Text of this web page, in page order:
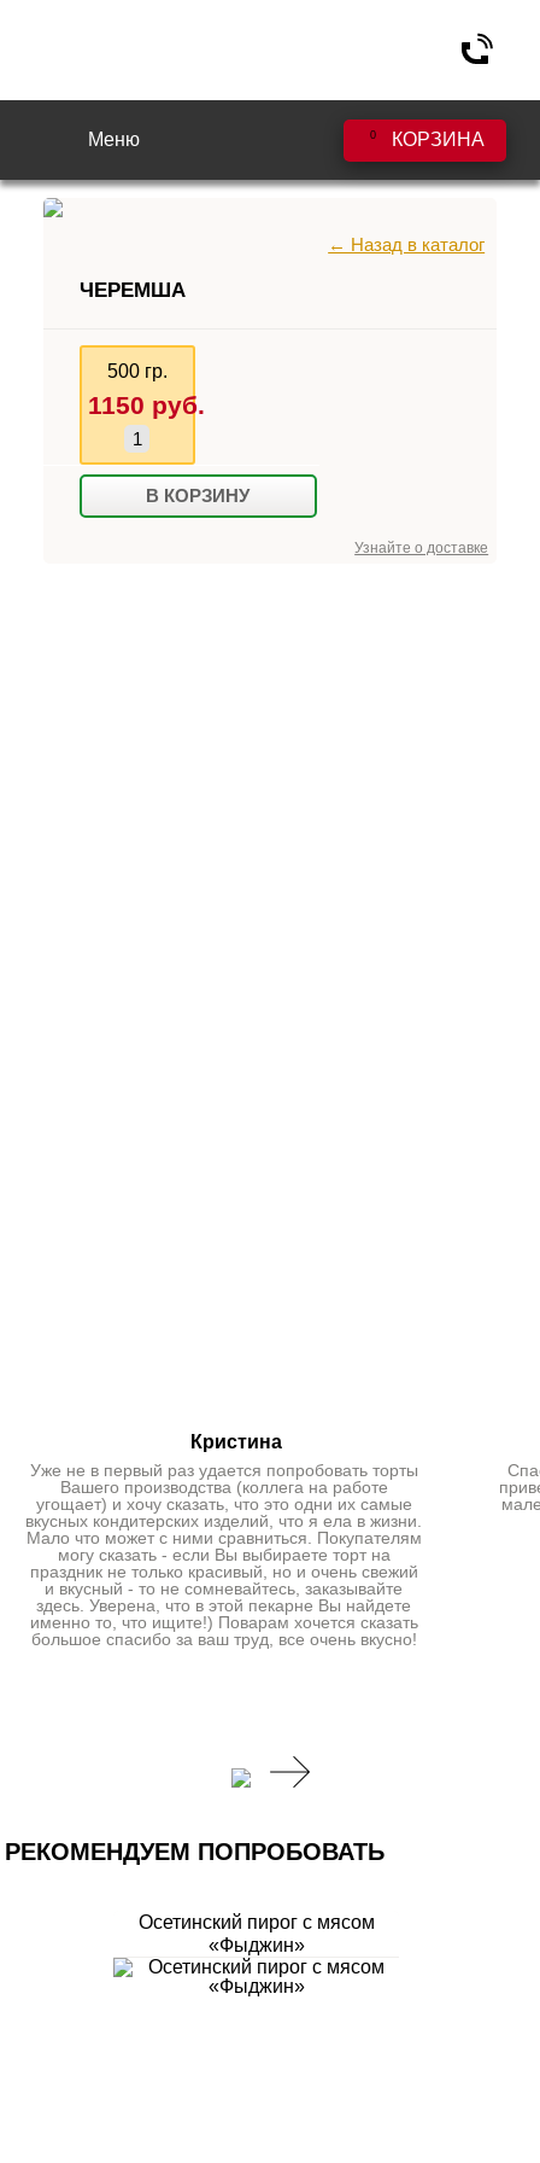
КОРЗИНА
0
Меню
← Назад в каталог
ЧЕРЕМША
500 гр.
1150 руб.
В КОРЗИНУ
Узнайте о доставке
Кристина
Уже не в первый раз удается попробовать торты
Вашего производства (коллега на работе
угощает) и хочу сказать, что это одни их самые
вкусных кондитерских изделий, что я ела в жизни.
Мало что может с ними сравниться. Покупателям
могу сказать - если Вы выбираете торт на
праздник не только красивый, но и очень свежий
и вкусный - то не сомневайтесь, заказывайте
здесь. Уверена, что в этой пекарне Вы найдете
именно то, что ищите!) Поварам хочется сказать
большое спасибо за ваш труд, все очень вкусно!
РЕКОМЕНДУЕМ ПОПРОБОВАТЬ
Осетинский пирог с мясом
«Фыджин»